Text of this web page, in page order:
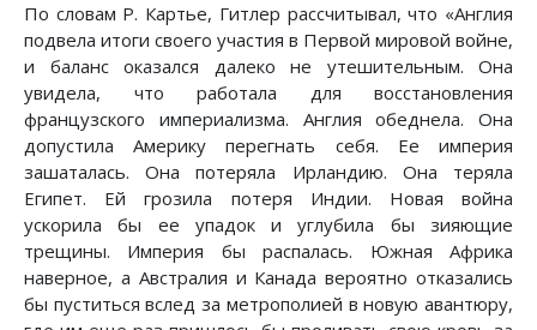
По словам Р. Картье, Гитлер рассчитывал, что «Англия
подвела итоги своего участия в Первой мировой войне,
и баланс оказался далеко не утешительным. Она
увидела, что работала для восстановления
французского империализма. Англия обеднела. Она
допустила Америку перегнать себя. Ее империя
зашаталась. Она потеряла Ирландию. Она теряла
Египет. Ей грозила потеря Индии. Новая война
ускорила бы ее упадок и углубила бы зияющие
трещины. Империя бы распалась. Южная Африка
наверное, а Австралия и Канада вероятно отказались
бы пуститься вслед за метрополией в новую авантюру,